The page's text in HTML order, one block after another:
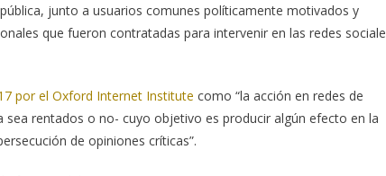
junto a usuarios comunes políticamente motivados y
que fueron contratadas para intervenir en las redes
por el Oxford Internet Institute como “la acción en redes de
rentados o no- cuyo objetivo es producir algún efecto en la
de opiniones críticas”.